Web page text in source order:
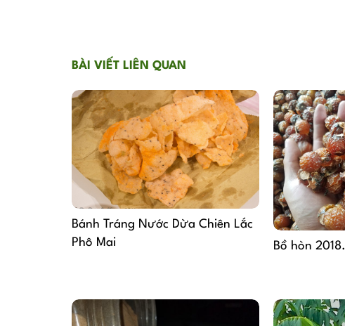
BÀI VIẾT LIÊN QUAN
Bánh Tráng Nước Dừa Chiên Lắc
Phô Mai
Bồ hòn 2018.